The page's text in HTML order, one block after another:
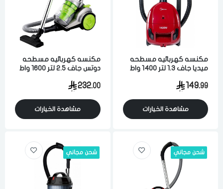
مكنسه كهربائيه مسطحه
ميديا جاف 1.3 لتر 1400 واط
149.99
مشاهدة الخيارات
مكنسه كهربائيه مسطحه
دوتس جاف 2.5 لتر 1600 واط
232.00
مشاهدة الخيارات
شحن مجاني شحن مجاني